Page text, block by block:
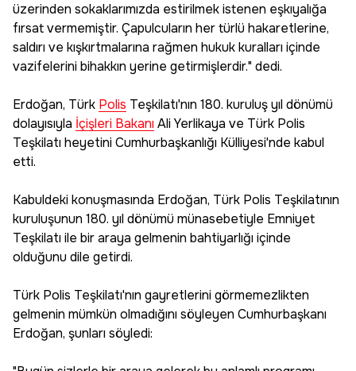
üzerinden sokaklarımızda estirilmek istenen eşkıyalığa
fırsat vermemiştir. Çapulcuların her türlü hakaretlerine,
saldırı ve kışkırtmalarına rağmen hukuk kuralları içinde
vazifelerini bihakkın yerine getirmişlerdir." dedi.
Erdoğan, Türk Polis Teşkilatı'nın 180. kuruluş yıl dönümü
dolayısıyla İçişleri BakanıAli Yerlikaya ve Türk Polis
Teşkilatı heyetini Cumhurbaşkanlığı Külliyesi'nde kabul
etti.
Kabuldeki konuşmasında Erdoğan, Türk Polis Teşkilatının
kuruluşunun 180. yıl dönümü münasebetiyle Emniyet
Teşkilatı ile bir araya gelmenin bahtiyarlığı içinde
olduğunu dile getirdi.
Türk Polis Teşkilatı'nın gayretlerini görmemezlikten
gelmenin mümkün olmadığını söyleyen Cumhurbaşkanı
Erdoğan, şunları söyledi: